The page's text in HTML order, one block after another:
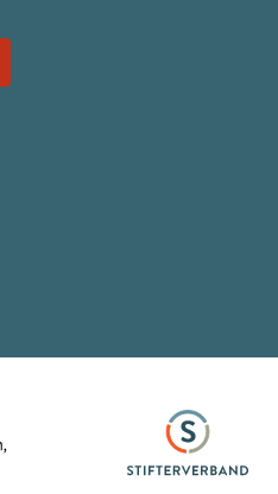
Senioren, Frauen und Jugend
Stifterverband